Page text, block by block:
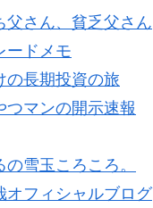
父さん、貧乏父さん
ードメモ
の長期投資の旅
つマンの開示速報
の雪玉ころころ。
オフィシャルブログ